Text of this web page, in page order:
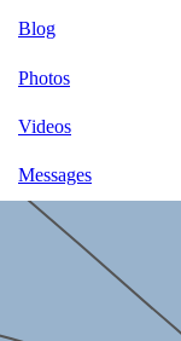
Blog
Photos
Videos
Messages